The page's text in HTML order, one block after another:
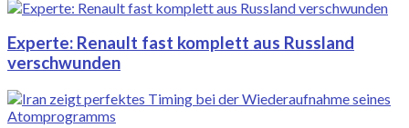
Experte: Renault fast komplett aus Russland
verschwunden